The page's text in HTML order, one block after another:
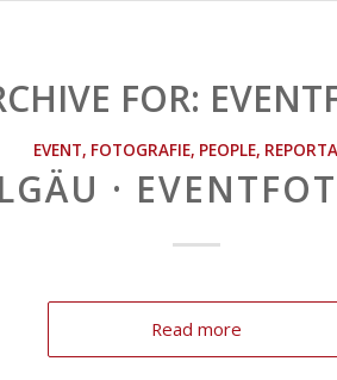
FOR:
EVENT, FOTOGRAFIE, PEOPLE,
·
Read more